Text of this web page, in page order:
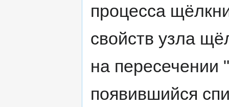
процесса
свойств узла
на пересечении
появившийся